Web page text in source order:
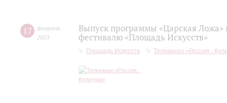
17 февраля
2023
Выпуск программы «Царская
фестивалю «Площадь Искусств»
Площадь Искусств Телеканал «Россия -